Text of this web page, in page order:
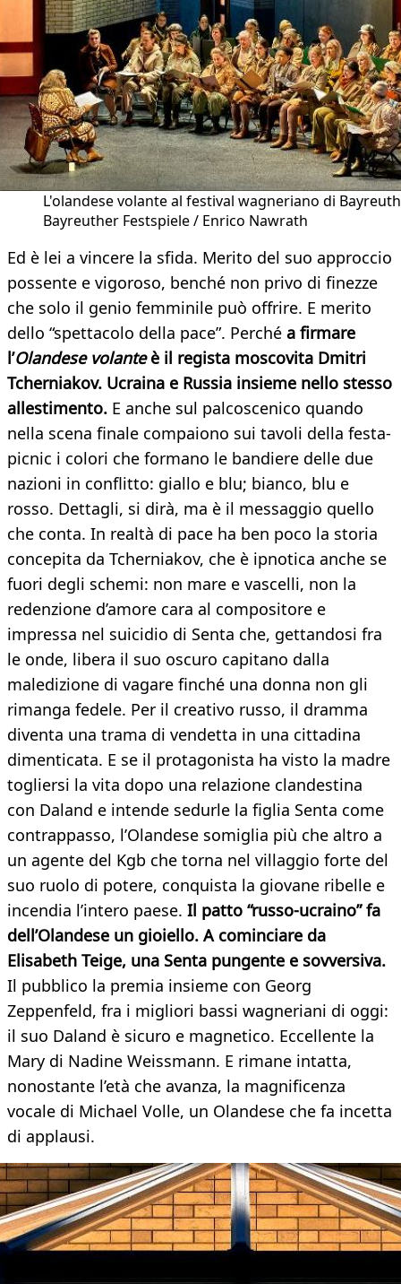
L'olandese volante al festival wagneriano di
Bayreuther Festspiele / Enrico Nawrath
Ed è lei a vincere la sfida. Merito del suo approccio
possente e vigoroso, benché non privo di finezze
che solo il genio femminile può offrire. E merito
dello “spettacolo della pace”. Perché a firmare
l’Olandese volanteè il regista moscovita Dmitri
Tcherniakov. Ucraina e Russia insieme nello stesso
allestimento. E anche sul palcoscenico quando
nella scena finale compaiono sui tavoli della festa-
picnic i colori che formano le bandiere delle due
nazioni in conflitto: giallo e blu; bianco, blu e
rosso. Dettagli, si dirà, ma è il messaggio quello
che conta. In realtà di pace ha ben poco la storia
concepita da Tcherniakov, che è ipnotica anche se
fuori degli schemi: non mare e vascelli, non la
redenzione d’amore cara al compositore e
impressa nel suicidio di Senta che, gettandosi fra
le onde, libera il suo oscuro capitano dalla
maledizione di vagare finché una donna non gli
rimanga fedele. Per il creativo russo, il dramma
diventa una trama di vendetta in una cittadina
dimenticata. E se il protagonista ha visto la madre
togliersi la vita dopo una relazione clandestina
con Daland e intende sedurle la figlia Senta come
contrappasso, l’Olandese somiglia più che altro a
un agente del Kgb che torna nel villaggio forte del
suo ruolo di potere, conquista la giovane ribelle e
incendia l’intero paese. Il patto “russo-ucraino” fa
dell’Olandese un gioiello. A cominciare da
Elisabeth Teige, una Senta pungente e sovversiva.
Il pubblico la premia insieme con Georg
Zeppenfeld, fra i migliori bassi wagneriani di oggi:
il suo Daland è sicuro e magnetico. Eccellente la
Mary di Nadine Weissmann. E rimane intatta,
nonostante l’età che avanza, la magnificenza
vocale di Michael Volle, un Olandese che fa incetta
di applausi.